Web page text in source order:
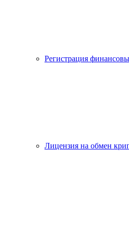
Регистрация
Лицензия на обмен